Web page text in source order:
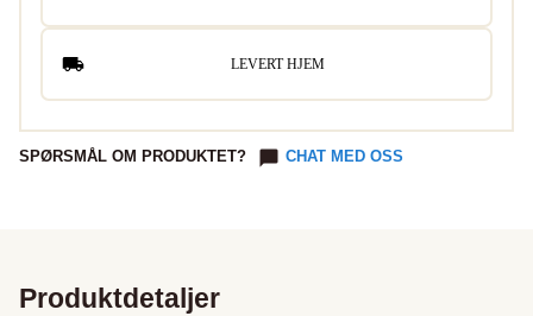
LEVERT HJEM
SPØRSMÅL OM PRODUKTET? CHAT MED OSS
Produktdetaljer